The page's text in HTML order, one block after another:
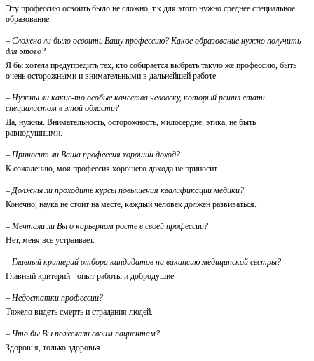
Эту профессию освоить было не сложно, т.к для этого нужно среднее специальное
образование.
– Сложно ли было освоить Вашу профессию? Какое образование нужно получить
для этого?
Я бы хотела предупредить тех, кто собирается выбрать такую же профессию, быть
очень осторожными и внимательными в дальнейшей работе.
– Нужны ли какие-то особые качества человеку, который решил стать
специалистом в этой области?
Да, нужны. Внимательность, осторожность, милосердие, этика, не быть
равнодушными.
– Приносит ли Ваша профессия хороший доход?
К сожалению, моя профессия хорошего дохода не приносит.
– Должны ли проходить курсы повышения квалификации медики?
Конечно, наука не стоит на месте, каждый человек должен развиваться.
– Мечтали ли Вы о карьерном росте в своей профессии?
Нет, меня все устраивает.
– Главный критерий отбора кандидатов на вакансию медицинской сестры?
Главный критерий - опыт работы и добродушие.
– Недостатки профессии?
Тяжело видеть смерть и страдания людей.
– Что бы Вы пожелали своим пациентам?
Здоровья, только здоровья.